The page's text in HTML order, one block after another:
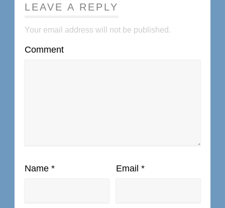
LEAVE A REPLY
Your email address will not be published.
Comment
Name * Email *